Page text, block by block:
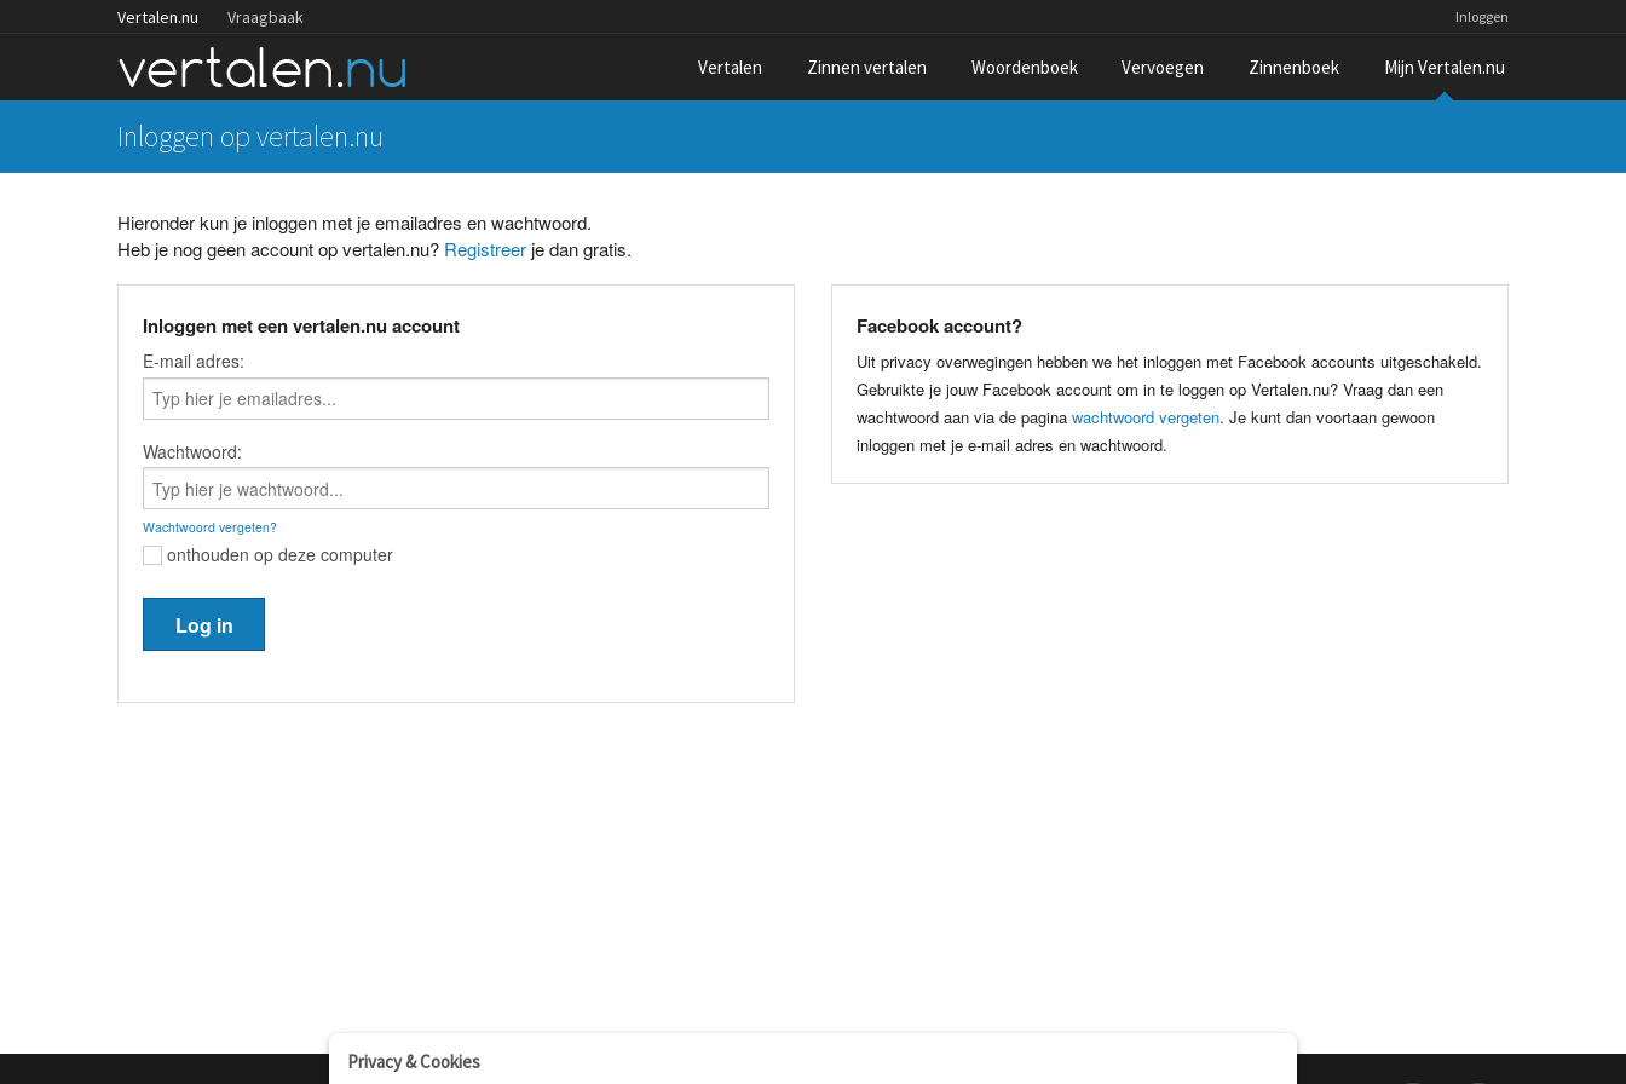
Vertalen.nu Vraagbaak Inloggen
Vertalen Zinnen vertalen Woordenboek Vervoegen Zinnenboek Mijn Vertalen.nu
Inloggen op vertalen.nu
Hieronder kun je inloggen met je emailadres en wachtwoord.
Heb je nog geen account op vertalen.nu? Registreerje dan gratis.
Inloggen met een vertalen.nu account
E-mail adres:
Wachtwoord:
Wachtwoord vergeten?
onthouden op deze computer
Facebook account?
Uit privacy overwegingen hebben we het inloggen met Facebook accounts uitgeschakeld.
Gebruikte je jouw Facebook account om in te loggen op Vertalen.nu? Vraag dan een
wachtwoord aan via de pagina wachtwoord vergeten. Je kunt dan voortaan gewoon
inloggen met je e-mail adres en wachtwoord.
Privacy & Cookies